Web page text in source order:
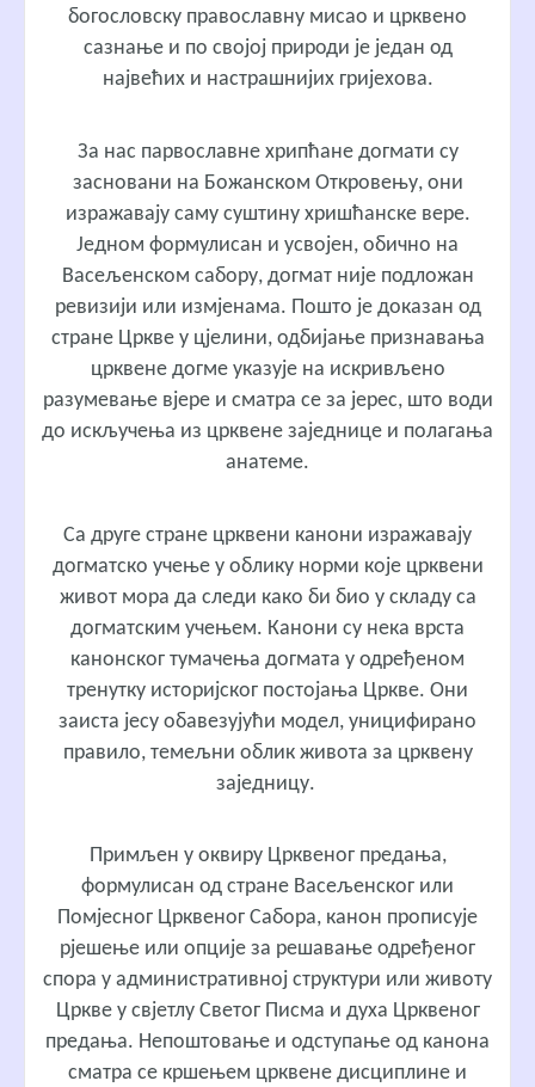
богословску православну мисао и црквено
сазнање и по својој природи је један од
највећих и настрашнијих гријехова.
За нас парвославне хрипћане догмати су
засновани на Божанском Откровењу, они
изражавају саму суштину хришћанске вере.
Једном формулисан и усвојен, обично на
Васељенском сабору, догмат није подложан
ревизији или измјенама. Пошто је доказан од
стране Цркве у цјелини, одбијање признавања
црквене догме указује на искривљено
разумевање вјере и сматра се за јерес, што води
до искључења из црквене заједнице и полагања
анатеме.
Са друге стране црквени канони изражавају
догматско учење у облику норми које црквени
живот мора да следи како би био у складу са
догматским учењем. Канони су нека врста
канонског тумачења догмата у одређеном
тренутку историјског постојања Цркве. Они
заиста јесу обавезујући модел, уницифирано
правило, темељни облик живота за црквену
заједницу.
Примљен у оквиру Црквеног предања,
формулисан од стране Васељенског или
Помјесног Црквеног Сабора, канон прописује
рјешење или опције за решавање одређеног
спора у административној структури или животу
Цркве у свјетлу Светог Писма и духа Црквеног
предања. Непоштовање и одступање од канона
сматра се кршењем црквене дисциплине и